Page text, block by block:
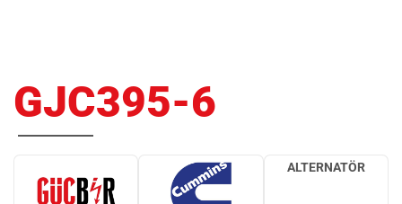
GJC395-6
ALTERNATÖR